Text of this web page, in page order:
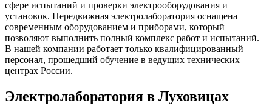
сфере испытаний и проверки электрооборудования и
установок. Передвижная электролаборатория оснащена
современным оборудованием и приборами, который
позволяют выполнить полный комплекс работ и испытаний.
В нашей компании работает только квалифицированный
персонал, прошедший обучение в ведущих технических
центрах России.
Электролаборатория в Луховицах